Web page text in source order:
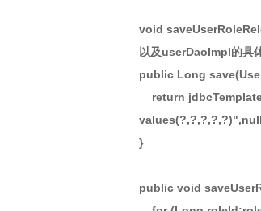
void
以及userDaoImpl的具
public Long
return
}
public void